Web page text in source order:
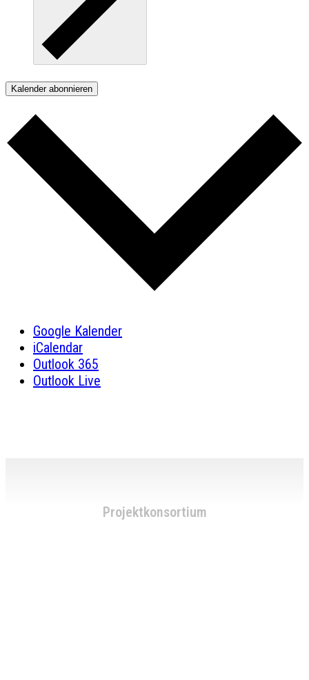
Kalender abonnieren
Google Kalender
iCalendar
Outlook 365
Outlook Live
Projektkonsortium